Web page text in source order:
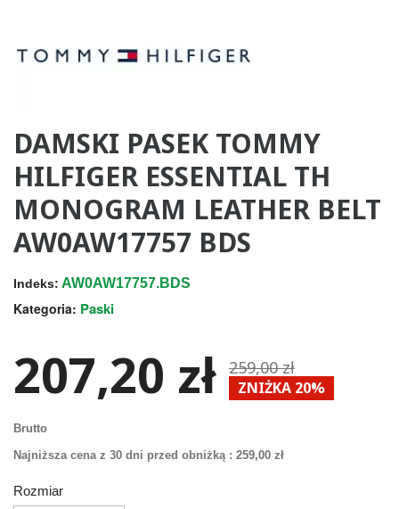
DAMSKI PASEK TOMMY
HILFIGER ESSENTIAL TH
MONOGRAM LEATHER BELT
AW0AW17757 BDS
Indeks: AW0AW17757.BDS
Kategoria: Paski
207,20 zł 259,00 zł
ZNIŻKA 20%
Brutto
Najniższa cena z 30 dni przed obniżką : 259,00 zł
Rozmiar